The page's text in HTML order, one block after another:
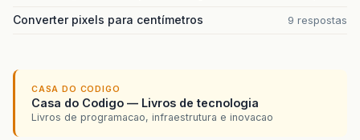
Converter pixels para centímetros 9 respostas
CASA DO CODIGO
Casa do Codigo — Livros de tecnologia
Livros de programacao, infraestrutura e inovacao